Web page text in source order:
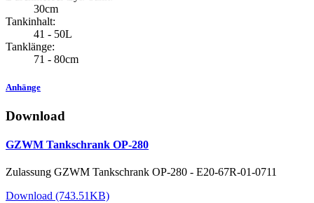
30cm
Tankinhalt:
41 - 50L
Tanklänge:
71 - 80cm
Anhänge
Download
GZWM Tankschrank OP-280
Zulassung GZWM Tankschrank OP-280 - E20-67R-01-0711
Download (743.51KB)